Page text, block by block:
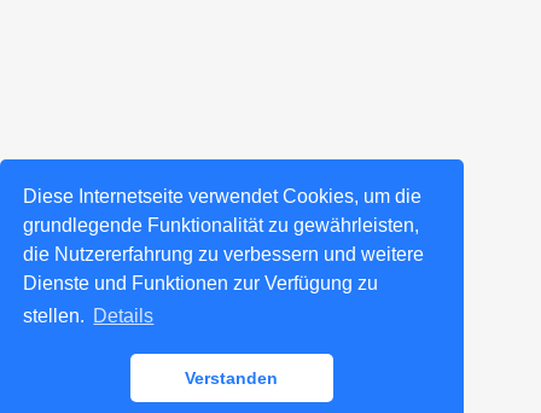
Diese Internetseite verwendet Cookies, um die
grundlegende Funktionalität zu gewährleisten,
die Nutzererfahrung zu verbessern und weitere
Dienste und Funktionen zur Verfügung zu
stellen. Details
Verstanden